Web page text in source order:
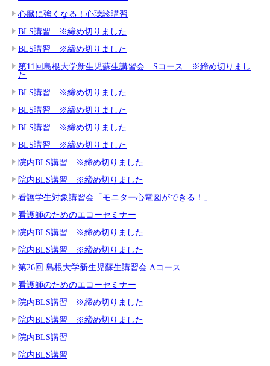
心臓に強くなる！心聴診講習
BLS講習 ※締め切りました
BLS講習 ※締め切りました
第11回島根大学新生児蘇生講習会 Sコース ※締め切りまし
た
BLS講習 ※締め切りました
BLS講習 ※締め切りました
BLS講習 ※締め切りました
BLS講習 ※締め切りました
院内BLS講習 ※締め切りました
院内BLS講習 ※締め切りました
看護学生対象講習会「モニター心電図ができる！」
看護師のためのエコーセミナー
院内BLS講習 ※締め切りました
院内BLS講習 ※締め切りました
第26回 島根大学新生児蘇生講習会 Aコース
看護師のためのエコーセミナー
院内BLS講習 ※締め切りました
院内BLS講習 ※締め切りました
院内BLS講習
院内BLS講習